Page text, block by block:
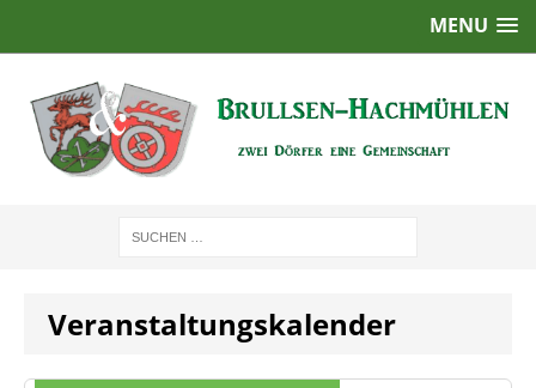
MENU
Veranstaltungskalender